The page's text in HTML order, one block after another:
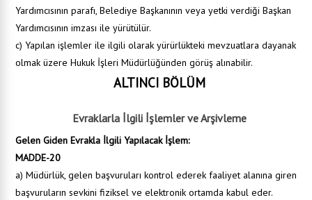
Yardımcısının parafı, Belediye Başkanının veya yetki verdiği Başkan
Yardımcısının imzası ile yürütülür.
c) Yapılan işlemler ile ilgili olarak yürürlükteki mevzuatlara dayanak
olmak üzere Hukuk İşleri Müdürlüğünden görüş alınabilir.
ALTINCI BÖLÜM
Evraklarla İlgili İşlemler ve Arşivleme
Gelen Giden Evrakla İlgili Yapılacak İşlem:
MADDE-20
a) Müdürlük, gelen başvuruları kontrol ederek faaliyet alanına giren
başvuruların sevkini fiziksel ve elektronik ortamda kabul eder.